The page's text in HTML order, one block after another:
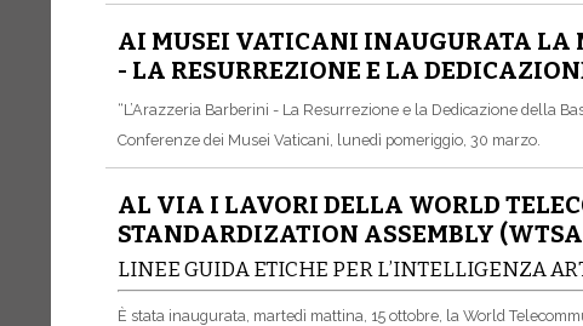
AI MUSEI VATICANI INAUGURATA LA
- LA RESURREZIONE E LA
“L’Arazzeria Barberini - La Resurrezione e la Dedicazione della
Conferenze dei Musei Vaticani, lunedì pomeriggio, 30 marzo.
AL VIA I LAVORI DELLA WORLD
STANDARDIZATION ASSEMBLY
LINEE GUIDA ETICHE PER L’INTELLIGENZA
È stata inaugurata, martedì mattina, 15 ottobre, la World